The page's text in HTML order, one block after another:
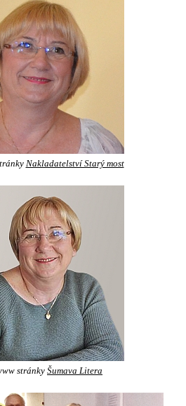
Nakladatelství Starý most
stránky Šumava Litera